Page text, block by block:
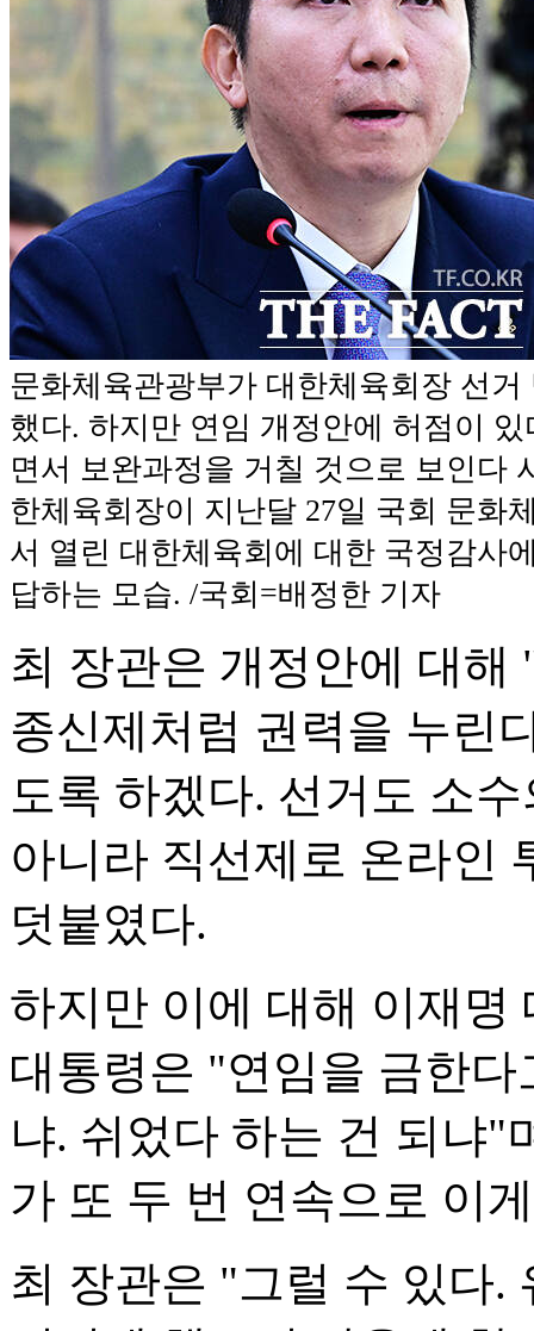
문화체육관광부가 대한체육회장 선
했다. 하지만 연임 개정안에 허점이
면서 보완과정을 거칠 것으로 보인다
한체육회장이 지난달 27일 국회 문화
서 열린 대한체육회에 대한 국정감사
답하는 모습. /국회=배정한 기자
최 장관은 개정안에 대
종신제처럼 권력을 누린
도록 하겠다. 선거도 소
아니라 직선제로 온라인
덧붙였다.
하지만 이에 대해 이재명
대통령은 "연임을 금한
냐. 쉬었다 하는 건 되냐"
가 또 두 번 연속으로 이
최 장관은 "그럴 수 있다.